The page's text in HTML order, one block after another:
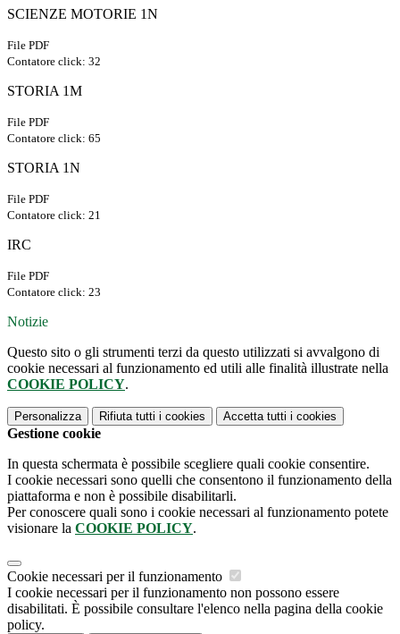
SCIENZE MOTORIE 1N
File PDF
Contatore click: 32
STORIA 1M
File PDF
Contatore click: 65
STORIA 1N
File PDF
Contatore click: 21
IRC
File PDF
Contatore click: 23
Notizie
Questo sito o gli strumenti terzi da questo utilizzati si avvalgono di
cookie necessari al funzionamento ed utili alle finalità illustrate nella
COOKIE POLICY.
Personalizza Rifiuta tutti i cookies Accetta tutti i cookies
Gestione cookie
In questa schermata è possibile scegliere quali cookie consentire.
I cookie necessari sono quelli che consentono il funzionamento della
piattaforma e non è possibile disabilitarli.
Per conoscere quali sono i cookie necessari al funzionamento potete
visionare la COOKIE POLICY.
Cookie necessari per il funzionamento
I cookie necessari per il funzionamento non possono essere
disabilitati. È possibile consultare l'elenco nella pagina della cookie
policy.